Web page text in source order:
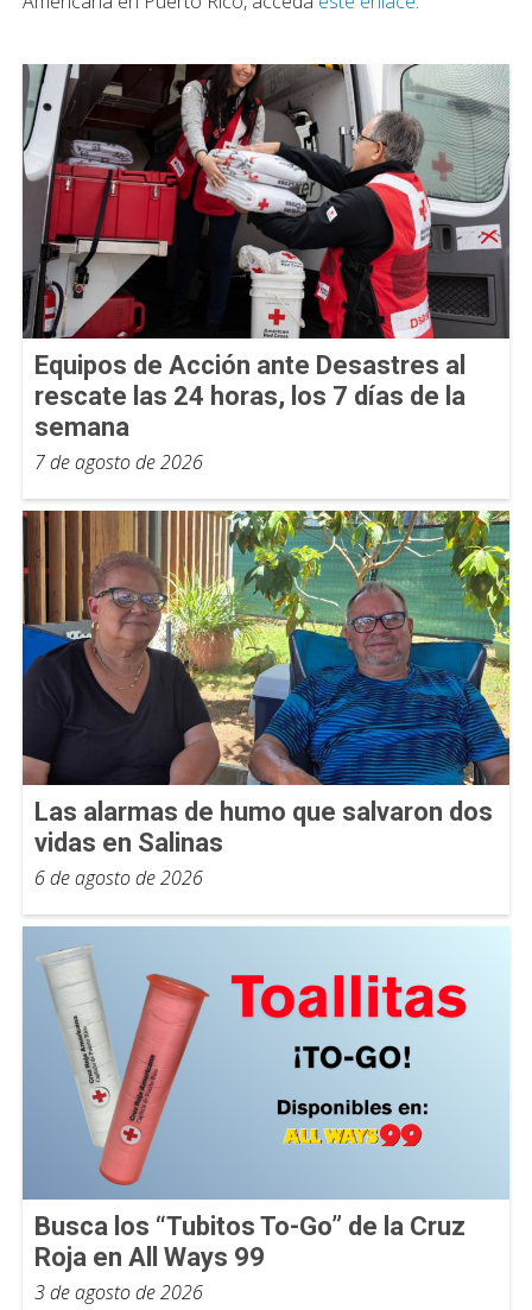
Equipos de Acción ante Desastres al
rescate las 24 horas, los 7 días de la
semana
7 de agosto de 2026
Las alarmas de humo que salvaron dos
vidas en Salinas
6 de agosto de 2026
Busca los “Tubitos To-Go” de la Cruz
Roja en All Ways 99
3 de agosto de 2026